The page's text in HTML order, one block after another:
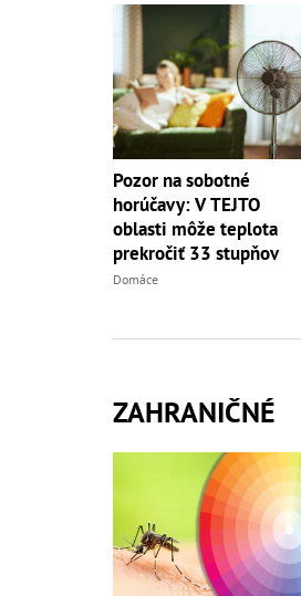
Pozor na sobotné
horúčavy: V TEJTO
oblasti môže teplota
prekročiť 33 stupňov
Domáce
ZAHRANIČNÉ